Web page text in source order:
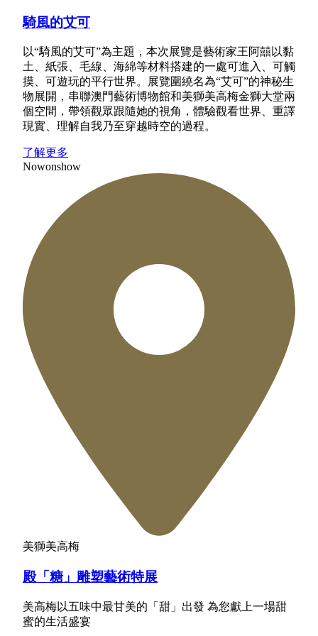
騎風的艾可
以“騎風的艾可”為主題，本次展覽是藝術家王阿囍以黏
土、紙張、毛線、海綿等材料搭建的一處可進入、可觸
摸、可遊玩的平行世界。展覽圍繞名為“艾可”的神秘生
物展開，串聯澳門藝術博物館和美獅美高梅金獅大堂兩
個空間，帶領觀眾跟隨她的視角，體驗觀看世界、重譯
現實、理解自我乃至穿越時空的過程。
了解更多
Nowonshow
美獅美高梅
殿「糖」雕塑藝術特展
美高梅以五味中最甘美的「甜」出發 為您獻上一場甜
蜜的生活盛宴